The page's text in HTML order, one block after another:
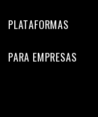
PLATAFORMAS
PARA EMPRESAS